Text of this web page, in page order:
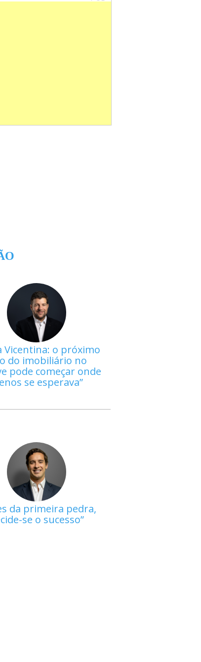
Vicentina: o próximo
do imobiliário no
pode começar onde
se esperava
da primeira pedra,
se o sucesso